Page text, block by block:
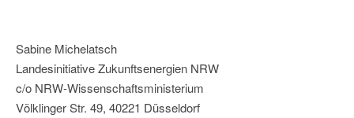
Sabine Michelatsch
Landesinitiative Zukunftsenergien NRW
c/o NRW-Wissenschaftsministerium
Völklinger Str. 49, 40221 Düsseldorf